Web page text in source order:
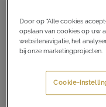
Door op “Alle cookies
opslaan van cookies op uw
websitenavigatie, het
bij onze marketingprojecten.
Cookie-